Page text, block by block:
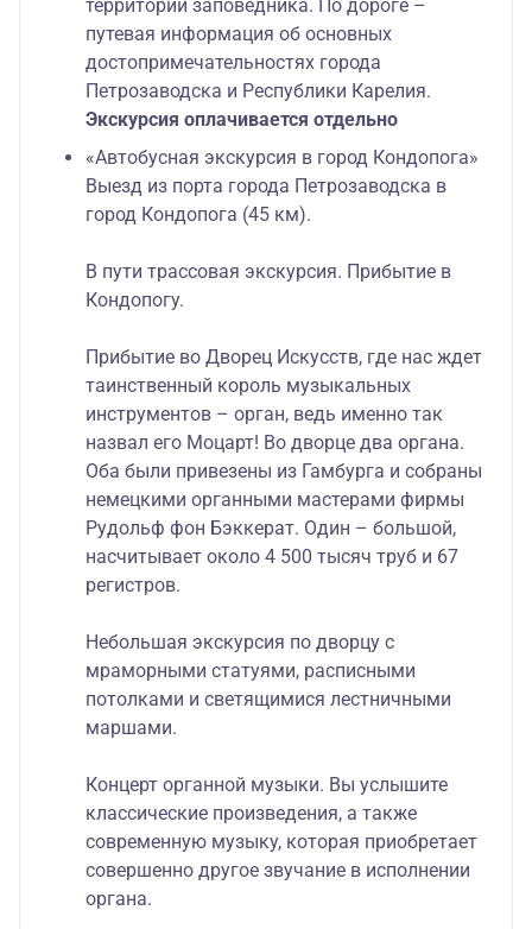
территории заповедника. По дороге –
путевая информация об основных
достопримечательностях города
Петрозаводска и Республики Карелия.
Экскурсия оплачивается отдельно
«Автобусная экскурсия в город Кондопога»
Выезд из порта города Петрозаводска в
город Кондопога (45 км).
В пути трассовая экскурсия. Прибытие в
Кондопогу.
Прибытие во Дворец Искусств, где нас ждет
таинственный король музыкальных
инструментов – орган, ведь именно так
назвал его Моцарт! Во дворце два органа.
Оба были привезены из Гамбурга и собраны
немецкими органными мастерами фирмы
Рудольф фон Бэккерат. Один – большой,
насчитывает около 4 500 тысяч труб и 67
регистров.
Небольшая экскурсия по дворцу с
мраморными статуями, расписными
потолками и светящимися лестничными
маршами.
Концерт органной музыки. Вы услышите
классические произведения, а также
современную музыку, которая приобретает
совершенно другое звучание в исполнении
органа.